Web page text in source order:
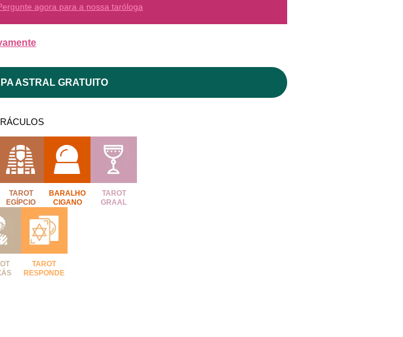
agora para a nossa taróloga
ASTRAL GRATUITO
TAROT
EGÍPCIO
BARALHO
CIGANO
TAROT
GRAAL
TAROT
RESPONDE